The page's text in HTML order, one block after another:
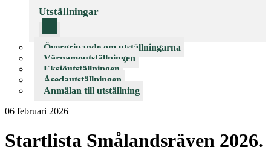
Utställningar
Övergripande om utställningarna
Värnamoutställningen
Eksjöutställningen
Åsedautställningen
Anmälan till utställning
06 februari 2026
Startlista Smålandsräven 2026.